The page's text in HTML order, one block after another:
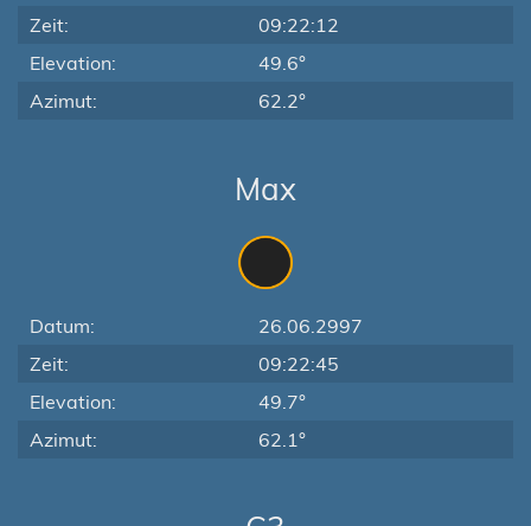
Zeit:
09:22:12
Elevation:
49.6°
Azimut:
62.2°
Max
Datum:
26.06.2997
Zeit:
09:22:45
Elevation:
49.7°
Azimut:
62.1°